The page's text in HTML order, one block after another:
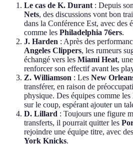
Le cas de K. Durant : Depuis
Nets, des discussions vont bon
dans la Conférence Est, avec des
comme les Philadelphia 76ers.
J. Harden : Après des
Angeles Clippers, les rumeurs
échangé vers les Miami Heat,
renforcer son effectif avant les
Z. Williamson : Les New
transférer, en raison de
physique. Des équipes comme les
sur le coup, espérant ajouter un
D. Lillard : Toujours une figure
transferts, il pourrait quitter les
rejoindre une équipe titre, avec
York Knicks.